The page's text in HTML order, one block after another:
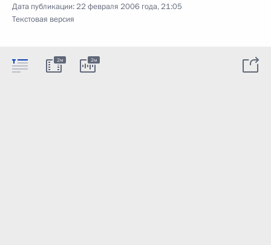
Дата публикации:22 февраля 2006 года, 21:05
Текстовая версия
2м 2м